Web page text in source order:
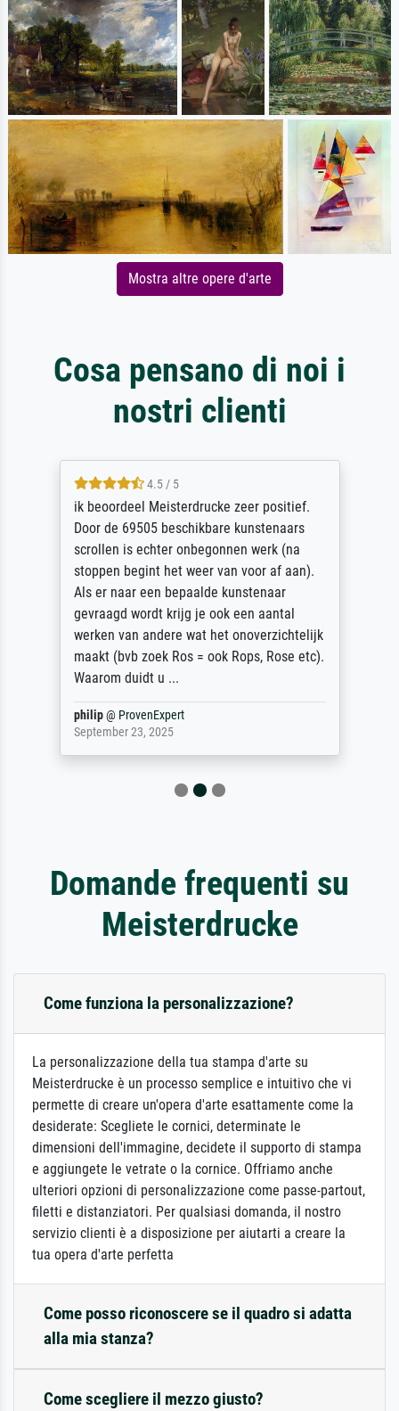
Mostra altre opere d'arte
Cosa pensano di noi i
nostri clienti
4.5 / 5
ik beoordeel Meisterdrucke zeer positief.
Door de 69505 beschikbare kunstenaars
scrollen is echter onbegonnen werk (na
stoppen begint het weer van voor af aan).
Als er naar een bepaalde kunstenaar
gevraagd wordt krijg je ook een aantal
werken van andere wat het onoverzichtelijk
maakt (bvb zoek Ros = ook Rops, Rose etc).
Waarom duidt u ...
philip@ ProvenExpert
September 23, 2025
Domande frequenti su
Meisterdrucke
Come funziona la personalizzazione?
La personalizzazione della tua stampa d'arte su
Meisterdrucke è un processo semplice e intuitivo che vi
permette di creare un'opera d'arte esattamente come la
desiderate: Scegliete le cornici, determinate le
dimensioni dell'immagine, decidete il supporto di stampa
e aggiungete le vetrate o la cornice. Offriamo anche
ulteriori opzioni di personalizzazione come passe-partout,
filetti e distanziatori. Per qualsiasi domanda, il nostro
servizio clienti è a disposizione per aiutarti a creare la
tua opera d'arte perfetta
Come posso riconoscere se il quadro si adatta
alla mia stanza?
Come scegliere il mezzo giusto?